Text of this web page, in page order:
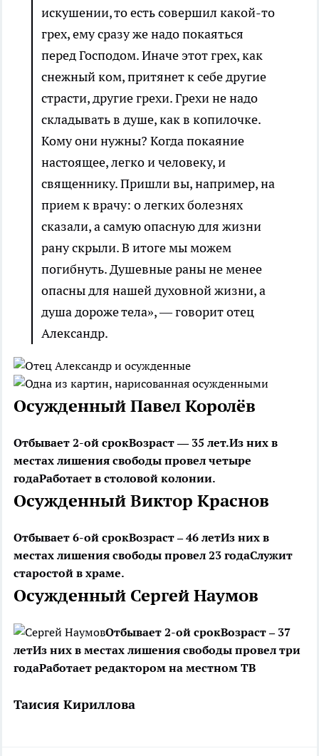
искушении, то есть совершил какой-то
грех, ему сразу же надо покаяться
перед Господом. Иначе этот грех, как
снежный ком, притянет к себе другие
страсти, другие грехи. Грехи не надо
складывать в душе, как в копилочке.
Кому они нужны? Когда покаяние
настоящее, легко и человеку, и
священнику. Пришли вы, например, на
прием к врачу: о легких болезнях
сказали, а самую опасную для жизни
рану скрыли. В итоге мы можем
погибнуть. Душевные раны не менее
опасны для нашей духовной жизни, а
душа дороже тела», — говорит отец
Александр.
Осужденный Павел Королёв
Отбывает 2-ой срокВозраст — 35 лет.Из них в
местах лишения свободы провел четыре
годаРаботает в столовой колонии.
Осужденный Виктор Краснов
Отбывает 6-ой срокВозраст – 46 летИз них в
местах лишения свободы провел 23 годаСлужит
старостой в храме.
Осужденный Сергей Наумов
Отбывает 2-ой срокВозраст – 37
летИз них в местах лишения свободы провел три
годаРаботает редактором на местном ТВ
Таисия Кириллова